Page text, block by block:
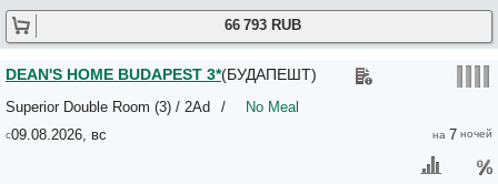
BME Professzor Vendeghaz 2*
BO33 FAMILY & SUITES 4*
Bobbio Hotel 3*
Botel Hotel Lisa 3*
Boulevard City Guesthouse Budapest 3*
66 793 RUB
09.08.2026, вс 7
DEAN'S HOME BUDAPEST 3*(БУДАПЕШТ)
/ No Meal
Superior Double Room (3) / 2Ad